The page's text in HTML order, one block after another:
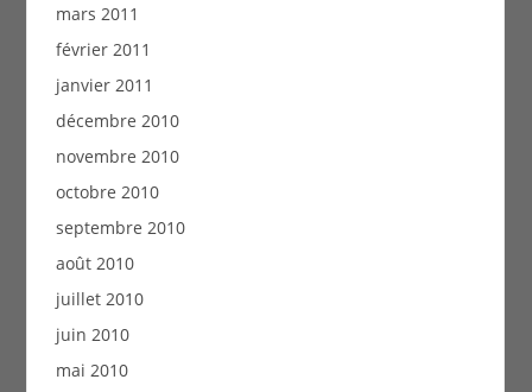
mars 2011
février 2011
janvier 2011
décembre 2010
novembre 2010
octobre 2010
septembre 2010
août 2010
juillet 2010
juin 2010
mai 2010